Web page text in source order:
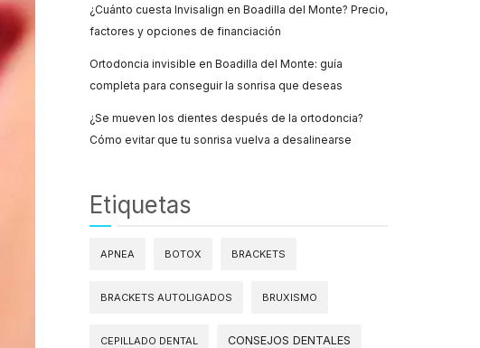
¿Cuánto cuesta Invisalign en Boadilla del Monte? Precio,
factores y opciones de financiación
Ortodoncia invisible en Boadilla del Monte: guía
completa para conseguir la sonrisa que deseas
¿Se mueven los dientes después de la ortodoncia?
Cómo evitar que tu sonrisa vuelva a desalinearse
Etiquetas
APNEA BOTOX BRACKETS
BRACKETS AUTOLIGADOS BRUXISMO
CEPILLADO DENTAL CONSEJOS DENTALES